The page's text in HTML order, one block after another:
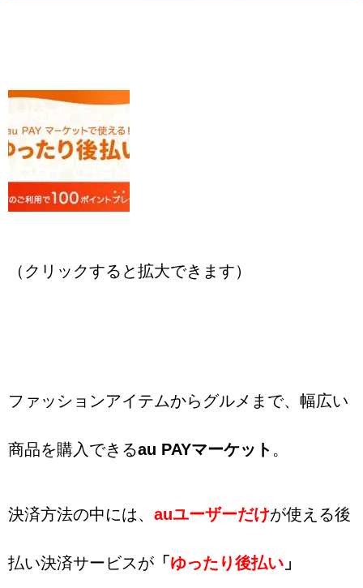
（クリックすると拡大できます）
ファッションアイテムからグルメまで、幅広い
商品を購入できるau PAYマーケット 。
決済方法の中には、 auユーザーだけが使える後
払い決済サービスが 「 ゆったり後払い 」